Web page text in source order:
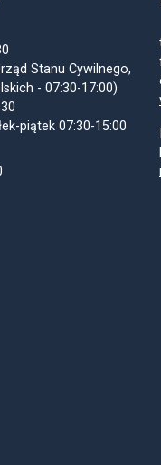
Stanu Cywilnego,
- 07:30-17:00)
piątek 07:30-15:00